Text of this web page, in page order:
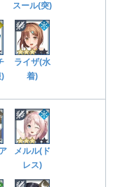
スール(突)
)
ライザ(水
着)
メルル(ド
レス)